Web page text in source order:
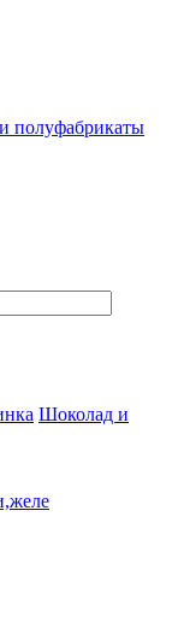
полуфабрикаты
Шоколад и